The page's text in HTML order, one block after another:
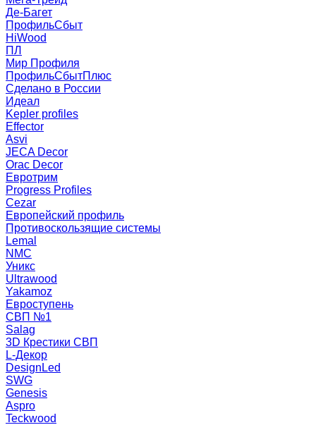
Де-Багет
ПрофильСбыт
HiWood
ПЛ
Мир Профиля
ПрофильСбытПлюс
Сделано в России
Идеал
Kepler profiles
Effector
Asvi
JECA Decor
Orac Decor
Евротрим
Progress Profiles
Cezar
Европейский профиль
Противоскользящие системы
Lemal
NMC
Уникс
Ultrawood
Yakamoz
Евроступень
СВП №1
Salag
3D Крестики СВП
L-Декор
DesignLed
SWG
Genesis
Aspro
Teckwood